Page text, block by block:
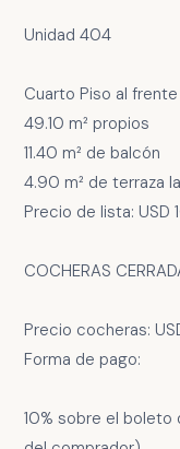
Unidad 404
Cuarto Piso al
49.10 m² propios
11.40 m² de balcón
4.90 m² de terraza
Precio de lista: USD
COCHERAS
Precio cocheras:
Forma de pago:
10% sobre el